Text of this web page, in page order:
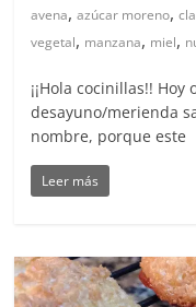
avena,azúcar moreno,
vegetal, manzana, miel,
¡¡Hola cocinillas!!
desayuno/merienda
nombre, porque este
Leer más